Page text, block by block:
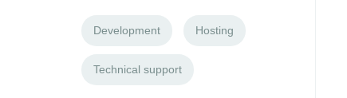
Development Hosting
Technical support